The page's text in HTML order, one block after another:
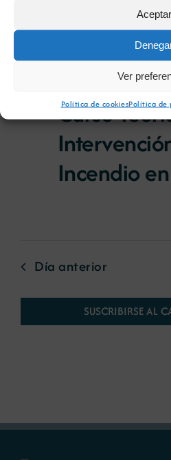
Aceptar
Ver
Política de cookiesPolítica de
Curso
Incendio
1 de octubre
Día anterior
SUSCRIBIRSE AL